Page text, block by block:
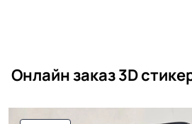
Онлайн заказ 3D